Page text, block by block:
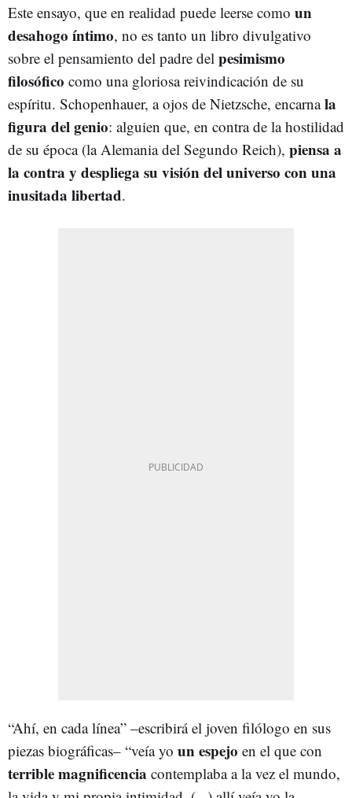
Este ensayo, que en realidad puede leerse como un
desahogo íntimo, no es tanto un libro divulgativo
sobre el pensamiento del padre del pesimismo
filosófico como una gloriosa reivindicación de su
espíritu. Schopenhauer, a ojos de Nietzsche, encarnala
figura del genio: alguien que, en contra de la hostilidad
de su época (la Alemania del Segundo Reich), piensa a
la contra y despliega su visión del universo con una
inusitada libertad.
“Ahí, en cada línea” –escribirá el joven filólogo en sus
piezas biográficas– “veía yo un espejo en el que con
terrible magnificencia contemplaba a la vez el mundo,